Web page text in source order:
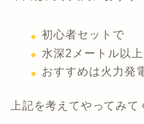
初心者セットで
水深2メートル以上
おすすめは火力発
上記を考えてやってみて